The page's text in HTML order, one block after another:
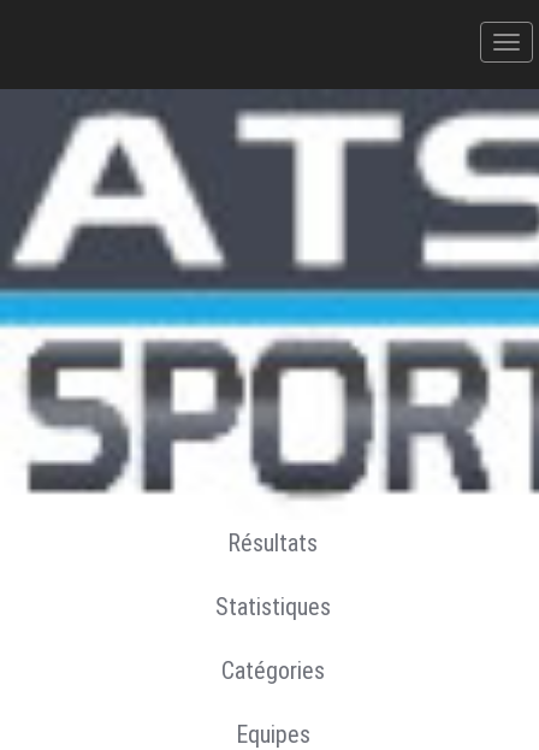
Triathlon St Cyprien Sud
Roussillon - 09/05/2010
Sprint
Partager
Erratum
Donner votre avis
Aperçu
Résultats
Statistiques
Catégories
Equipes